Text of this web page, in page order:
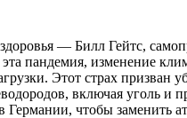
— Билл Гейтс,
пандемия, изменение
Этот страх призван
включая уголь
Германии, чтобы